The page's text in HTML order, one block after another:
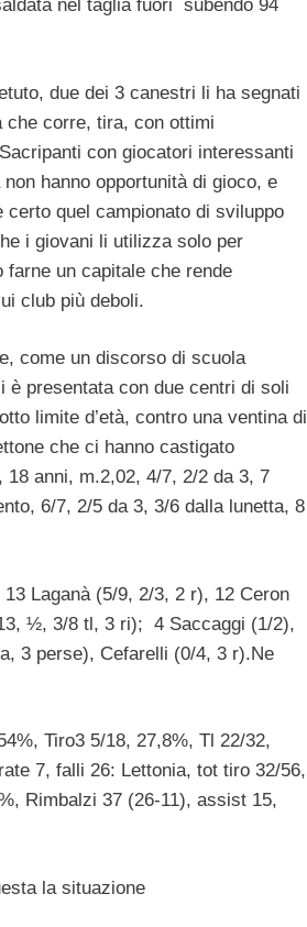
nel taglia fuori subendo 94
due dei 3 canestri li ha segnati
che corre, tira, con ottimi
con giocatori interessanti
non hanno opportunità di gioco, e
quel campionato di sviluppo
i giovani li utilizza solo per
un capitale che rende
club più deboli.
come un discorso di scuola
è presentata con due centri di soli
limite d’età, contro una ventina di
che ci hanno castigato
anni, m.2,02, 4/7, 2/2 da 3, 7
6/7, 2/5 da 3, 3/6 dalla lunetta, 8
Laganà (5/9, 2/3, 2 r), 12 Ceron
½, 3/8 tl, 3 ri); 4 Saccaggi (1/2),
3 perse), Cefarelli (0/4, 3 r).Ne
Tiro3 5/18, 27,8%, Tl 22/32,
7, falli 26: Lettonia, tot tiro 32/56,
Rimbalzi 37 (26-11), assist 15,
la situazione